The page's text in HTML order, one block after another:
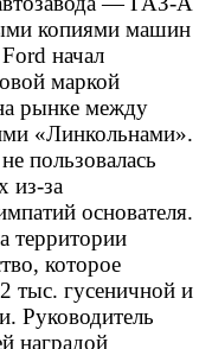
копиями машин
начал
маркой
рынке между
«Линкольнами».
пользовалась
из-за
основателя.
территории
которое
тыс. гусеничной и
Руководитель
наградой